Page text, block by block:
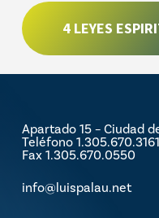
4 LEYES
Apartado 15 – Ciudad
Teléfono 1.305.670.3161
Fax 1.305.670.0550
info@luispalau.net